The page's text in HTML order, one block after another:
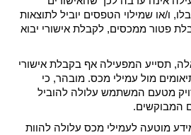
ו/או שמילוי הטפסים יוביל לתוצאות
פטור ממכסים, לקבלת אישורי יבוא
תסייע המפעילה אף בקבלת אישורי
מול עמילי מכס. מובהר, כי
מטעם המשתמש עלולה להוביל
המבוקשים.
מוטעה לעמילי מכס עלולה להוות